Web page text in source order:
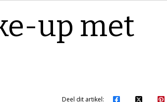
up met
Deel dit artikel: